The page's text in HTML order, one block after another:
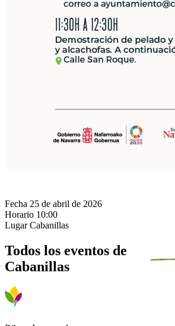
Fecha 25 de abril de 2026
Horario 10:00
Lugar Cabanillas
Todos los eventos de
Cabanillas